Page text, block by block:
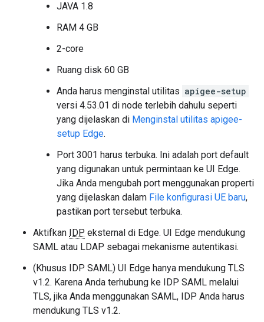
JAVA 1.8
RAM 4 GB
2-core
Ruang disk 60 GB
Anda harus menginstal utilitas apigee-setup
versi 4.53.01 di node terlebih dahulu seperti
yang dijelaskan di Menginstal utilitas apigee-
setup Edge.
Port 3001 harus terbuka. Ini adalah port default
yang digunakan untuk permintaan ke UI Edge.
Jika Anda mengubah port menggunakan properti
yang dijelaskan dalam File konfigurasi UE baru,
pastikan port tersebut terbuka.
Aktifkan IDP eksternal di Edge. UI Edge mendukung
SAML atau LDAP sebagai mekanisme autentikasi.
(Khusus IDP SAML) UI Edge hanya mendukung TLS
v1.2. Karena Anda terhubung ke IDP SAML melalui
TLS, jika Anda menggunakan SAML, IDP Anda harus
mendukung TLS v1.2.